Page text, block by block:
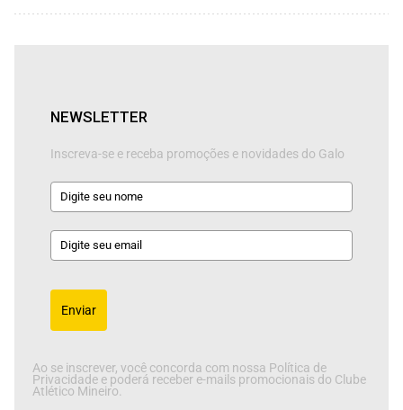
NEWSLETTER
Inscreva-se e receba promoções e novidades do Galo
Enviar
Ao se inscrever, você concorda com nossa Política de
Privacidade e poderá receber e-mails promocionais do Clube
Atlético Mineiro.